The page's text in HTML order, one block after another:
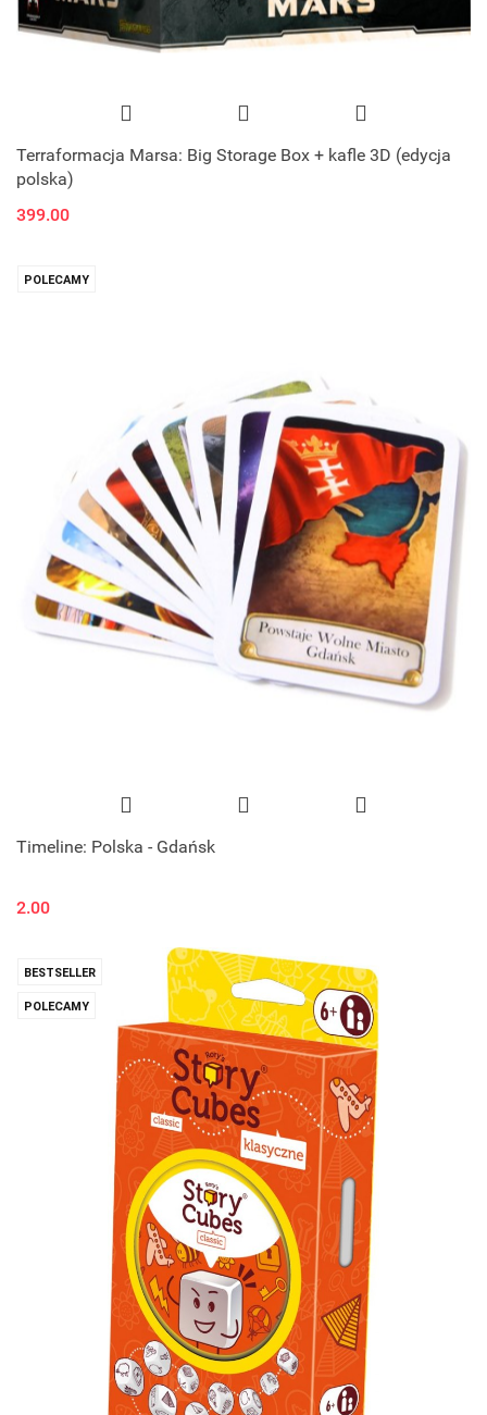
Terraformacja Marsa: Big Storage Box + kafle 3D (edycja
polska)
399.00
POLECAMY
Timeline: Polska - Gdańsk
2.00
BESTSELLER
POLECAMY